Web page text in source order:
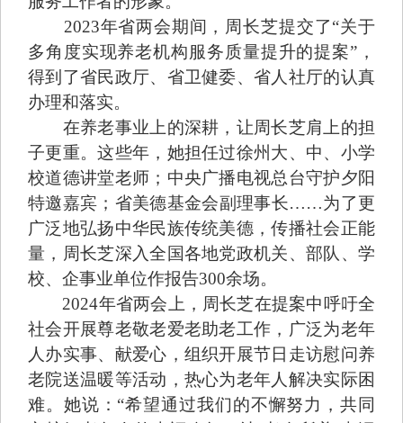
2023年省两会期间，周长芝提交了“关于
多角度实现养老机构服务质量提升的提案”，
得到了省民政厅、省卫健委、省人社厅的认真
办理和落实。
在养老事业上的深耕，让周长芝肩上的担
子更重。这些年，她担任过徐州大、中、小学
校道德讲堂老师；中央广播电视总台守护夕阳
特邀嘉宾；省美德基金会副理事长……为了更
广泛地弘扬中华民族传统美德，传播社会正能
量，周长芝深入全国各地党政机关、部队、学
校、企事业单位作报告300余场。
2024年省两会上，周长芝在提案中呼吁全
社会开展尊老敬老爱老助老工作，广泛为老年
人办实事、献爱心，组织开展节日走访慰问养
老院送温暖等活动，热心为老年人解决实际困
难。她说：“希望通过我们的不懈努力，共同